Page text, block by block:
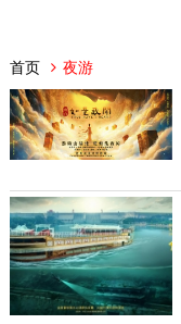
首页 夜游